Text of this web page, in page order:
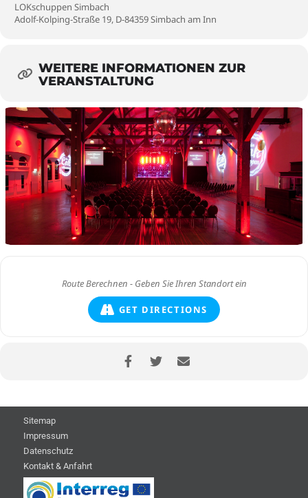
LOKschuppen Simbach
Adolf-Kolping-Straße 19, D-84359 Simbach am Inn
WEITERE INFORMATIONEN ZUR
VERANSTALTUNG
GET DIRECTIONS
Sitemap
Impressum
Datenschutz
Kontakt & Anfahrt